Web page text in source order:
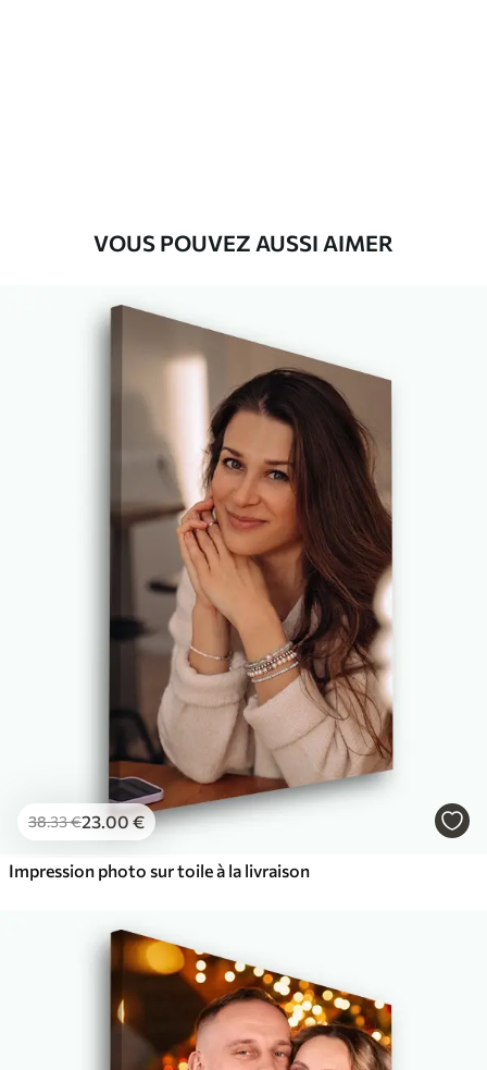
VOUS POUVEZ AUSSI AIMER
38.33€23 .00€
Impression photo sur toile à la livraison